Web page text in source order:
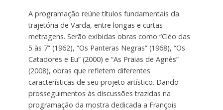
A programação reúne títulos fundamentais da
trajetória de Varda, entre longas e curtas-
metragens. Serão exibidas obras como “Cléo das
5 às 7” (1962), “Os Panteras Negras” (1968), “Os
Catadores e Eu” (2000) e “As Praias de Agnès”
(2008), obras que refletem diferentes
características de seu projeto artístico. Dando
prosseguimentos às discussões trazidas na
programação da mostra dedicada a François